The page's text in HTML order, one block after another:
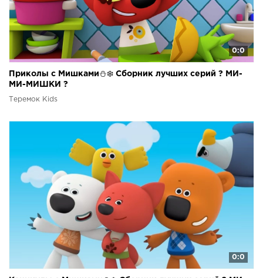
0:0
Приколы с Мишками⛄❄️ Сборник лучших серий ? МИ-
МИ-МИШКИ ?
Теремок Kids
0:0